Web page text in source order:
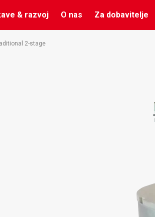
& razvoj O nas Za dobavitelje
2-stage